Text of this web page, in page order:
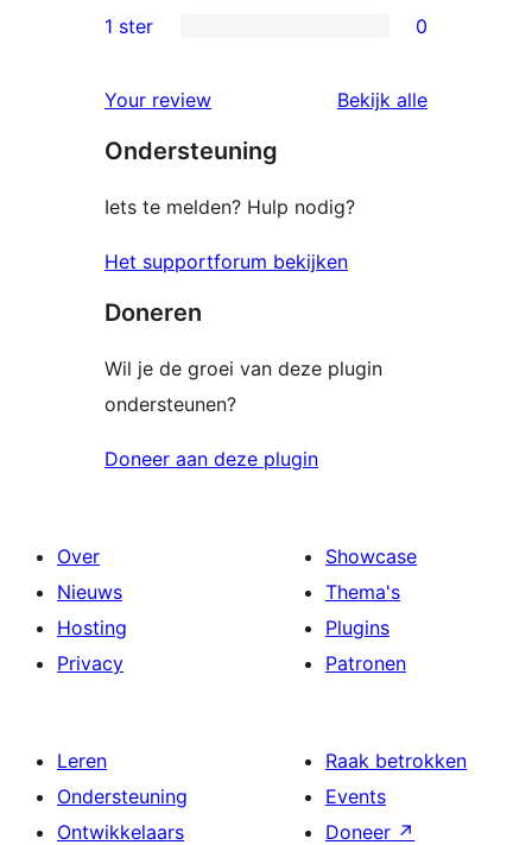
beoordeling
2
beoordeling
sterren
beoordeling
1 ster 0
Your review
Bekijk alle
Ondersteuning
Iets te melden? Hulp nodig?
Het supportforum bekijken
Doneren
Wil je de groei van deze plugin
ondersteunen?
Doneer aan deze plugin
Over
Nieuws
Hosting
Privacy
Showcase
Thema's
Plugins
Patronen
Leren
Ondersteuning
Ontwikkelaars
Raak betrokken
Events
Doneer ↗